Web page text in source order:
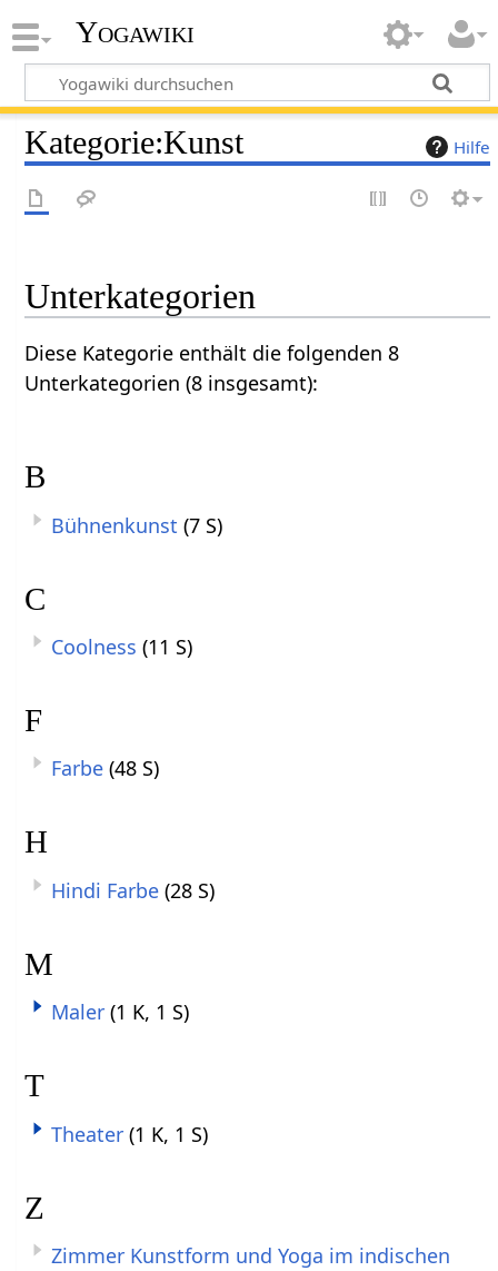
Yogawiki
Hilfe
Kategorie:Kunst
Unterkategorien
Diese Kategorie enthält die folgenden 8
Unterkategorien (8 insgesamt):
B
Bühnenkunst (7 S)
C
Coolness (11 S)
F
Farbe (48 S)
H
Hindi Farbe (28 S)
M
Maler (1 K, 1 S)
T
Theater (1 K, 1 S)
Z
Zimmer Kunstform und Yoga im indischen